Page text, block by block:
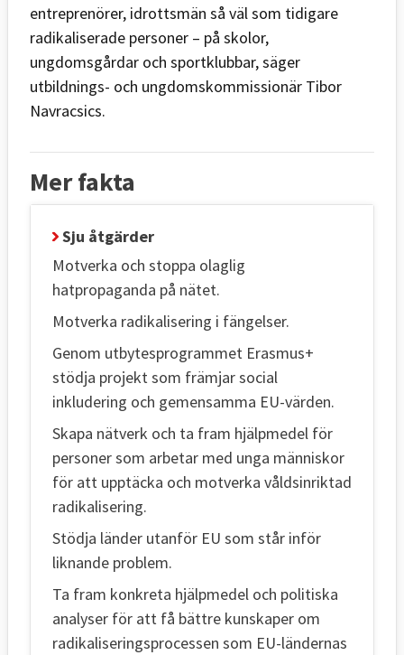
entreprenörer, idrottsmän så väl som tidigare
radikaliserade personer – på skolor,
ungdomsgårdar och sportklubbar, säger
utbildnings- och ungdomskommissionär Tibor
Navracsics.
Mer fakta
Sju åtgärder
Motverka och stoppa olaglig
hatpropaganda på nätet.
Motverka radikalisering i fängelser.
Genom utbytesprogrammet Erasmus+
stödja projekt som främjar social
inkludering och gemensamma EU-värden.
Skapa nätverk och ta fram hjälpmedel för
personer som arbetar med unga människor
för att upptäcka och motverka våldsinriktad
radikalisering.
Stödja länder utanför EU som står inför
liknande problem.
Ta fram konkreta hjälpmedel och politiska
analyser för att få bättre kunskaper om
radikaliseringsprocessen som EU-ländernas